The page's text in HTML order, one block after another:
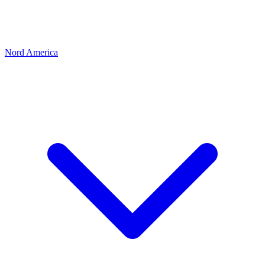
Nord America